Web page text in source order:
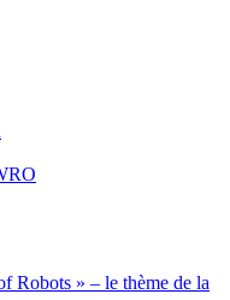
Robots » – le thème de la